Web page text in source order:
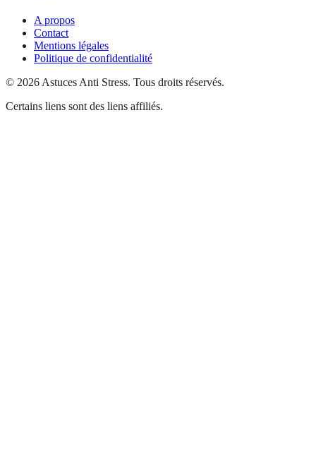
A propos
Contact
Mentions légales
Politique de confidentialité
© 2026 Astuces Anti Stress. Tous droits réservés.
Certains liens sont des liens affiliés.